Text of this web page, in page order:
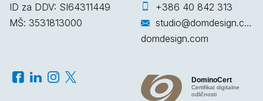
ID za DDV: SI64311449
MŠ: 3531813000
+386 40 842 313
studio@domdesign.com
domdesign.com
DominoCert
Certifikat digitalne
odličnosti